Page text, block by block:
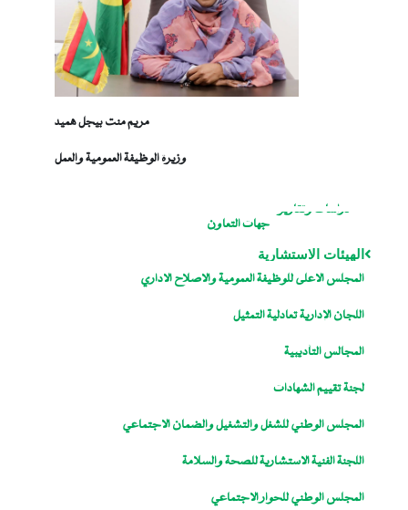
مريم منت بيجل هميد
وزيرة الوظيفة العمومية والعمل
دراسات وتقارير
جهات التعاون
الهيئات الاستشارية
المجلس الاعلى للوظيفة العمومية والاصلاح الاداري
اللجان الإدارية تعادلية التمثيل
المجالس التأديبية
لجنة تقييم الشهادات
المجلس الوطني للشغل والتشغيل والضمان الاجتماعي
اللجنة الفنية الاستشارية للصحة والسلامة
المجلس الوطني للحوار الاجتماعي